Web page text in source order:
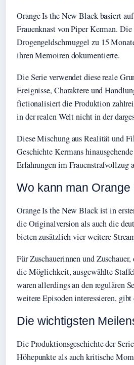
Orange Is the New Black basiert
Frauenknast von Piper Kerman.
Drogengeldschmuggel zu 15
ihren Memoiren dokumentierte.
Die Serie verwendet diese reale
Ereignisse, Charaktere und
fictionalisiert die Produktion
in der realen Welt nicht in der
Diese Mischung aus Realität und
Geschichte Kermans
Erfahrungen im Frauenstrafvollzug
Wo kann man
Orange Is the New Black ist in
die Originalversion als auch die
bieten zusätzlich vier weitere
Für Zuschauerinnen und
die Möglichkeit, ausgewählte
waren allerdings an den regulären
weitere Episoden interessieren,
Die wichtigsten
Die Produktionsgeschichte der
Höhepunkte als auch kritische